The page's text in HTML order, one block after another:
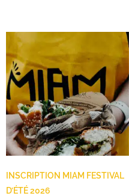
INSCRIPTION MIAM FESTIVAL
D’ÉTÉ 2026